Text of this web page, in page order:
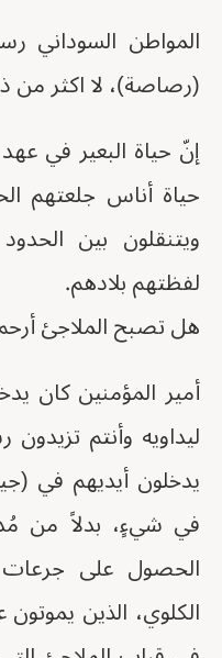
المواطن السوداني
(رصاصة)، لا اكثر من
إنّ حياة البعير في
حياة أناس جلعتهم
ويتنقلون بين
لفظتهم بلادهم.
هل تصبح الملاجئ
أمير المؤمنين كان
ليداويه وأنتم
يدخلون أيديهم في
في شيءٍ، بدلاً من
الحصول على
الكلوي، الذين